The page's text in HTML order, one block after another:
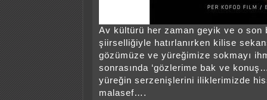
Av kültürü her zaman geyik ve o son
şiirselliğiyle hatırlanırken kilise
gözümüze ve yüreğimize sokmayı
sonrasında ‘gözlerime bak ve
yüreğin serzenişlerini iliklerimizde
malasef….